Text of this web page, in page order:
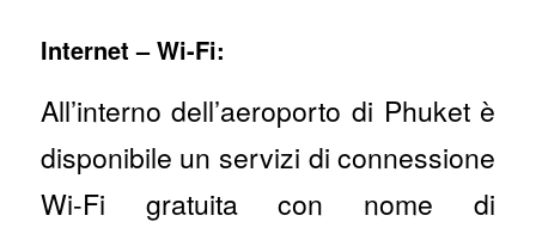
Internet – Wi-Fi:
All’interno dell’aeroporto di Phuket è
disponibile un servizi di connessione
Wi-Fi gratuita con nome di